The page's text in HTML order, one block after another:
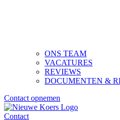
ONS TEAM
VACATURES
REVIEWS
DOCUMENTEN &
Contact opnemen
Contact